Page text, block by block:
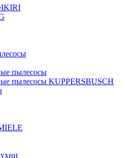
пылесосы
пылесосы KUPPERSBUSCH